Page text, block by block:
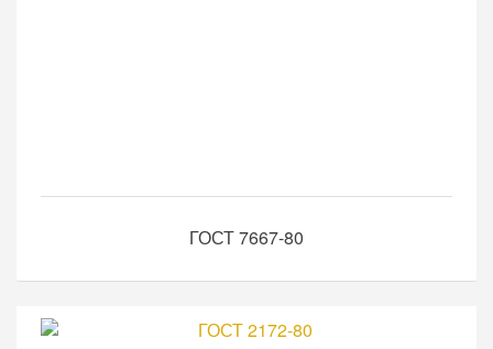
ГОСТ 7667-80